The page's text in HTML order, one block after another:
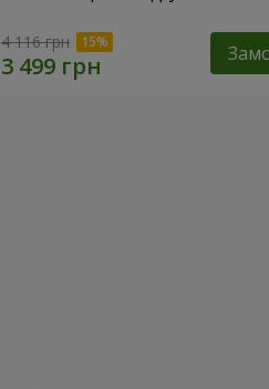
4 116 грн